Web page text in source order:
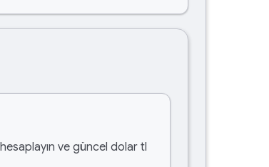
ve güncel dolar tl